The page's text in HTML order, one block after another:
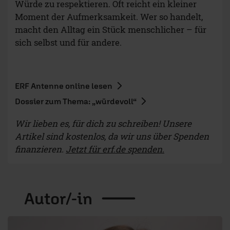
Würde zu respektieren. Oft reicht ein kleiner
Moment der Aufmerksamkeit. Wer so handelt,
macht den Alltag ein Stück menschlicher – für
sich selbst und für andere.
ERF Antenne online lesen
Dossier zum Thema: „würdevoll“
Wir lieben es, für dich zu schreiben! Unsere
Artikel sind kostenlos, da wir uns über Spenden
finanzieren. Jetzt für erf.de spenden.
Autor/-in